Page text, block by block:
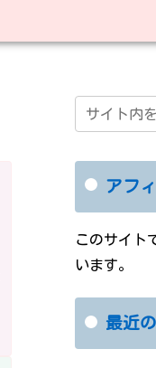
アフ
このサイト
います。
最近